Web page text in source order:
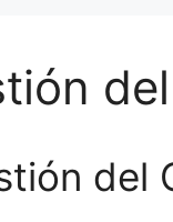
del